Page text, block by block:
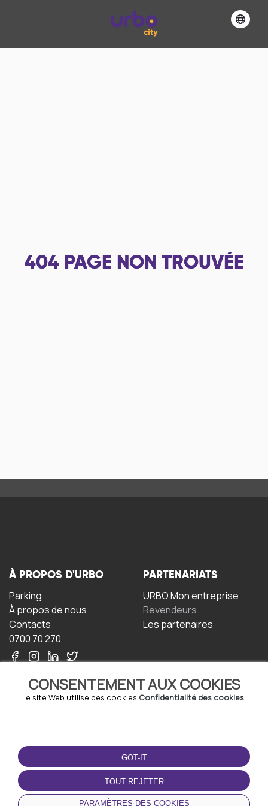
404 PAGE NON TROUVÉE
CONSENTEMENT AUX COOKIES
le site Web utilise des cookies Confidentialité des cookies
GOT-IT
TOUT REJETER
PARAMÈTRES DES COOKIES
À PROPOS D'URBO
Parking
À propos de nous
Contacts
0700 70 270
PARTENARIATS
URBO Mon entreprise
Revendeurs
Les partenaires
TERMS-OF-USE
Termes et conditions
Politique de confidentialité
Politique relative aux
cookies
TÉLÉCHARGEZ
L'APPLICATION